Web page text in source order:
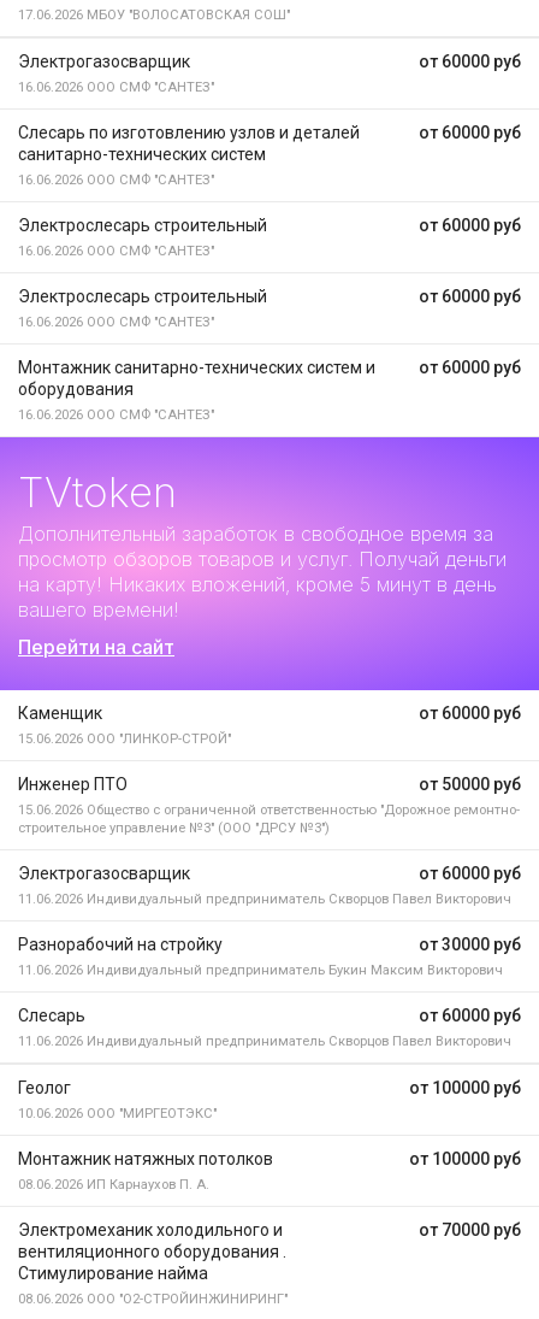
17.06.2026 МБОУ "ВОЛОСАТОВСКАЯ СОШ"
от 60000 руб
Электрогазосварщик
16.06.2026 ООО СМФ "САНТЕЗ"
от 60000 руб
Слесарь по изготовлению узлов и деталей
санитарно-технических систем
16.06.2026 ООО СМФ "САНТЕЗ"
от 60000 руб
Электрослесарь строительный
16.06.2026 ООО СМФ "САНТЕЗ"
от 60000 руб
Электрослесарь строительный
16.06.2026 ООО СМФ "САНТЕЗ"
от 60000 руб
Монтажник санитарно-технических систем и
оборудования
16.06.2026 ООО СМФ "САНТЕЗ"
TVtoken
Дополнительный заработок в свободное время за
просмотр обзоров товаров и услуг. Получай деньги
на карту! Никаких вложений, кроме 5 минут в день
вашего времени!
Перейти на сайт
от 60000 руб
Каменщик
15.06.2026 ООО "ЛИНКОР-СТРОЙ"
от 50000 руб
Инженер ПТО
15.06.2026 Общество с ограниченной ответственностью "Дорожное ремонтно-
строительное управление №3" (ООО "ДРСУ №3")
от 60000 руб
Электрогазосварщик
11.06.2026 Индивидуальный предприниматель Скворцов Павел Викторович
от 30000 руб
Разнорабочий на стройку
11.06.2026 Индивидуальный предприниматель Букин Максим Викторович
от 60000 руб
Слесарь
11.06.2026 Индивидуальный предприниматель Скворцов Павел Викторович
от 100000 руб
Геолог
10.06.2026 ООО "МИРГЕОТЭКС"
от 100000 руб
Монтажник натяжных потолков
08.06.2026 ИП Карнаухов П. А.
от 70000 руб
Электромеханик холодильного и
вентиляционного оборудования .
Стимулирование найма
08.06.2026 ООО "О2-СТРОЙИНЖИНИРИНГ"